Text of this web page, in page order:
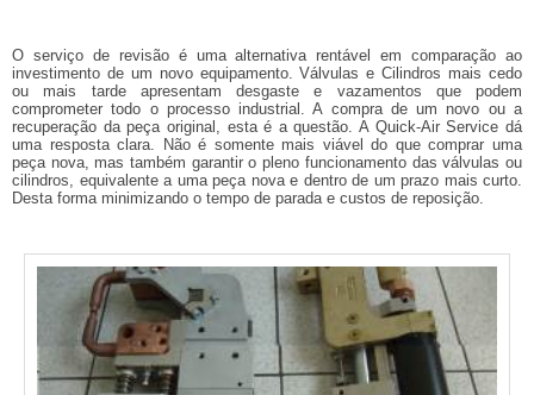
O serviço de revisão é uma alternativa rentável em comparação ao
investimento de um novo equipamento. Válvulas e Cilindros mais cedo
ou mais tarde apresentam desgaste e vazamentos que podem
comprometer todo o processo industrial. A compra de um novo ou a
recuperação da peça original, esta é a questão. A Quick-Air Service dá
uma resposta clara. Não é somente mais viável do que comprar uma
peça nova, mas também garantir o pleno funcionamento das válvulas ou
cilindros, equivalente a uma peça nova e dentro de um prazo mais curto.
Desta forma minimizando o tempo de parada e custos de reposição.